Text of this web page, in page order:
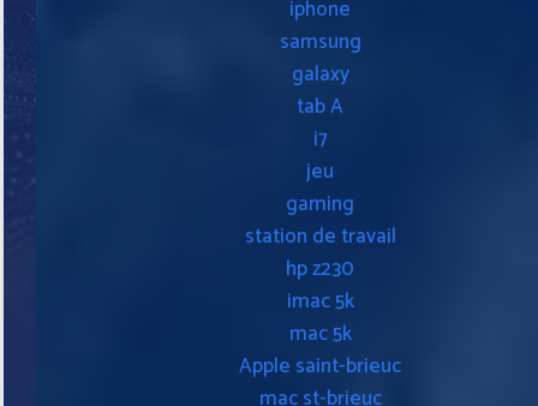
iphone
samsung
galaxy
tab A
i7
jeu
gaming
station de travail
hp z230
imac 5k
mac 5k
Apple saint-brieuc